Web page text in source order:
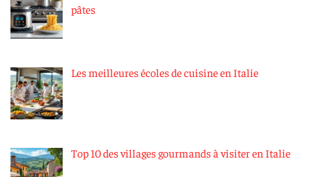
pâtes
Les meilleures écoles de cuisine en Italie
Top 10 des villages gourmands à visiter en Italie